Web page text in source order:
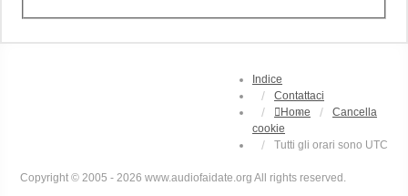
Indice
Contattaci
Home
Cancella
cookie
Tutti gli orari sono UTC
Copyright © 2005 - 2026 www.audiofaidate.org All rights reserved.